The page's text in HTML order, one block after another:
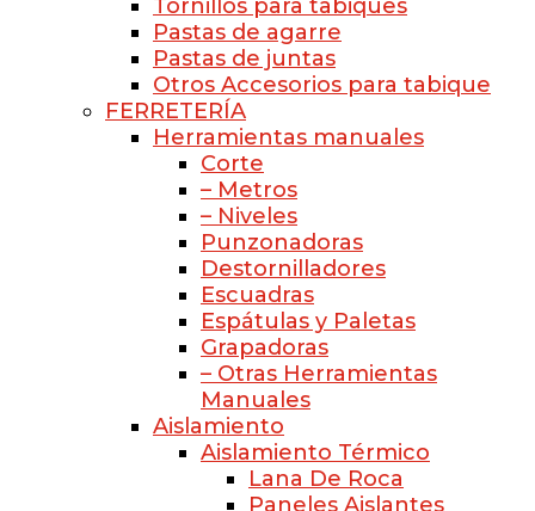
Tornillos para tabiques
Pastas de agarre
Pastas de juntas
Otros Accesorios para tabique
FERRETERÍA
Herramientas manuales
Corte
– Metros
– Niveles
Punzonadoras
Destornilladores
Escuadras
Espátulas y Paletas
Grapadoras
– Otras Herramientas
Manuales
Aislamiento
Aislamiento Térmico
Lana De Roca
Paneles Aislantes